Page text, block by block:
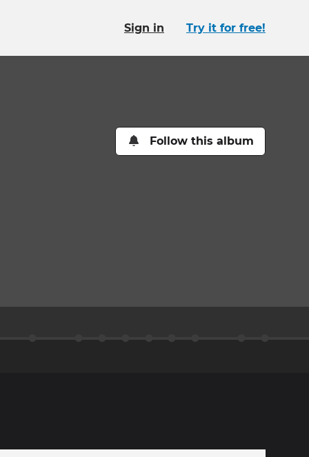
Sign in Try it for free!
Follow this album